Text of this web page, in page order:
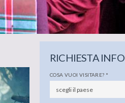
RICHIESTA INFO
COSA VUOI VISITARE? *